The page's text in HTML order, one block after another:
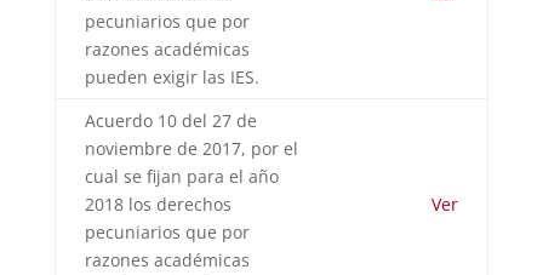
pecuniarios que por
razones académicas
pueden exigir las IES.
Acuerdo 10 del 27 de
noviembre de 2017, por el
cual se fijan para el año
2018 los derechos
pecuniarios que por
razones académicas
Ver